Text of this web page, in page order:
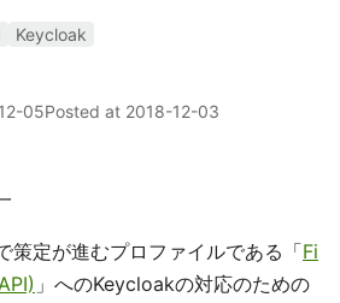
Keycloak
05Posted at 2018-12-03
策定が進むプロファイルである「Fi
」へのKeycloakの対応のための